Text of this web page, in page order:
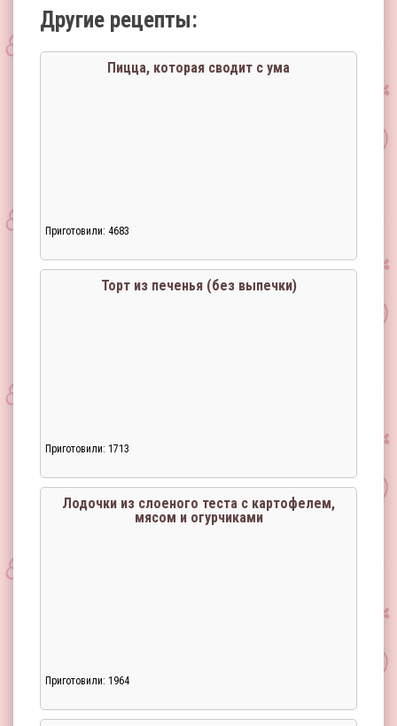
Другие рецепты:
Пицца, которая сводит с ума
Приготовили: 4683
Торт из печенья (без выпечки)
Приготовили: 1713
Лодочки из слоеного теста с картофелем,
мясом и огурчиками
Приготовили: 1964